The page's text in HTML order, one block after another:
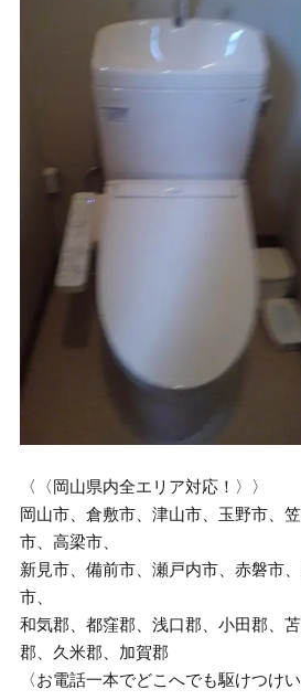
〈〈岡山県内全エリア対応！〉〉
岡山市、倉敷市、津山市、玉野市、
市、高梁市、
新見市、備前市、瀬戸内市、赤磐市
市、
和気郡、都窪郡、浅口郡、小田郡、
郡、久米郡、加賀郡
〈お電話一本でどこへでも駆けつけ